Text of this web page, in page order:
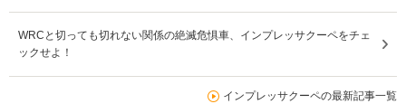
WRCと切っても切れない関係の絶滅危惧車、インプレッサクーペをチェ
ックせよ！
インプレッサクーペの最新記事一覧